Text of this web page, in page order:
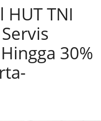
HUT TNI
30%